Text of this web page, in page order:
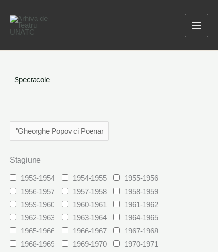
content
Spectacole
Stagiune
1953-1954 1954-1955
1955-1956
1956-1957
1957-1958
1958-1959
1959-1960
1960-1961
1961-1962
1962-1963
1963-1964
1964-1965
1965-1966
1966-1967
1967-1968
1968-1969
1969-1970
1970-1971